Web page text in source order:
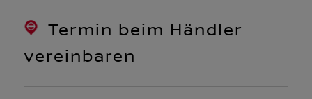
Termin beim Händler
vereinbaren